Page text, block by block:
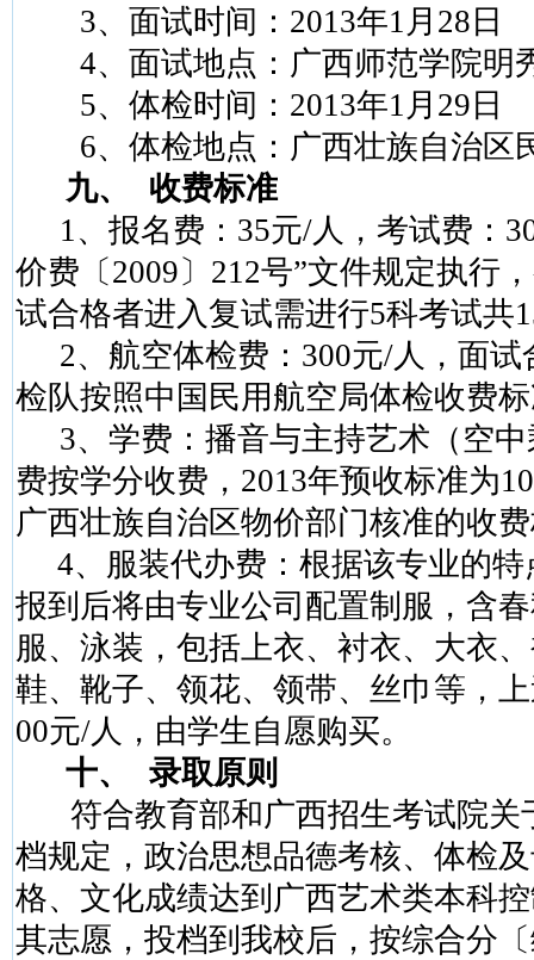
3、面试时间： 2013年1 月 28 日
4、面试地点：广西师范学院明
5、体检时间： 2013年1 月 29 日
6、体检地点：广西壮族自治区
九、
收费标准
1、报名费： 35元/人，考试费：
价费〔 2009 〕 212号”文件规定执行
试合格者进入复试需进行5科考试共
2、航空体检费： 300元/人，面试
检队按照中国民用航空局体检收费
3、学费：播音与主持艺术（空
费按学分收费， 2013年预收标准为
广西壮族自治区物价部门核准的收
4、服装代办费：根据该专业的
报到后将由专业公司配置制服，含
服、泳装，包括上衣、衬衣、大衣
鞋、靴子、领花、领带、丝巾等，
00元/人，由学生自愿购买。
十、
录取原则
符合教育部和广西招生考试院关
档规定，政治思想品德考核、体检
格、文化成绩达到广西艺术类本科
其志愿，投档到我校后，按综合分